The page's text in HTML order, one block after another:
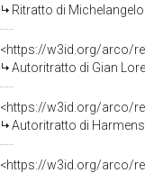
Ritratto di
<https://w3id.org/arco/
Autoritratto di Gian
<https://w3id.org/arco/
Autoritratto di Harmenszoon
<https://w3id.org/arco/